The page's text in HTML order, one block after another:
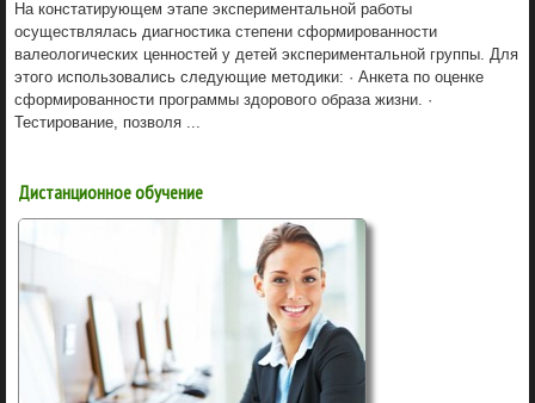
На констатирующем этапе экспериментальной работы
осуществлялась диагностика степени сформированности
валеологических ценностей у детей экспериментальной группы. Для
этого использовались следующие методики: · Анкета по оценке
сформированности программы здорового образа жизни. ·
Тестирование, позволя ...
Дистанционное обучение